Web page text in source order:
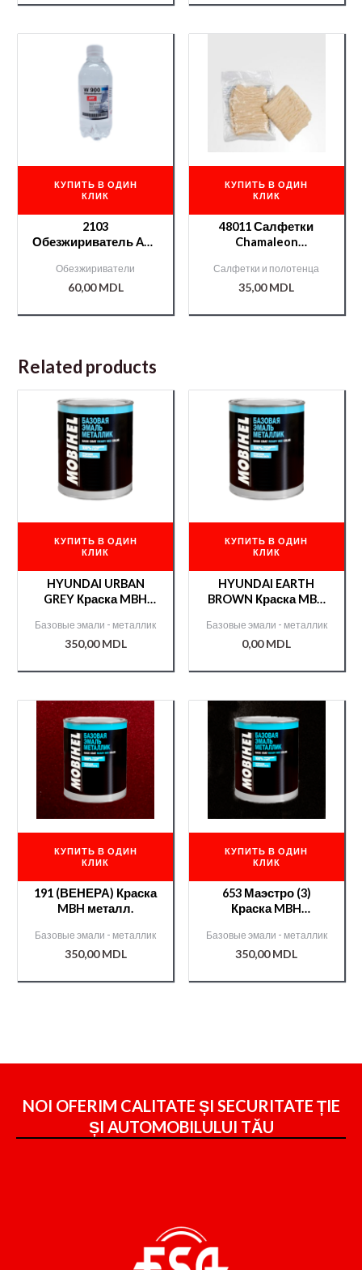
КУПИТЬ В ОДИН
КЛИК
2103
Обезжириватель APP
Обезжириватели
60,00MDL
КУПИТЬ В ОДИН
КЛИК
48011 Салфетки
Chamaleon
Салфетки и полотенца
35,00MDL
Related products
КУПИТЬ В ОДИН
КЛИК
HYUNDAI URBAN
GREY Краска MBH
Базовые эмали - металлик
350,00MDL
КУПИТЬ В ОДИН
КЛИК
HYUNDAI EARTH
BROWN Краска MBH
Базовые эмали - металлик
0,00MDL
КУПИТЬ В ОДИН
КЛИК
191 (ВЕНЕРА) Краска
MBH металл.
Базовые эмали - металлик
350,00MDL
КУПИТЬ В ОДИН
КЛИК
653 Маэстро (3)
Краска MBH
Базовые эмали - металлик
350,00MDL
NOI OFERIM CALITATE ȘI SECURITATE ȚIE
ȘI AUTOMOBILULUI TĂU